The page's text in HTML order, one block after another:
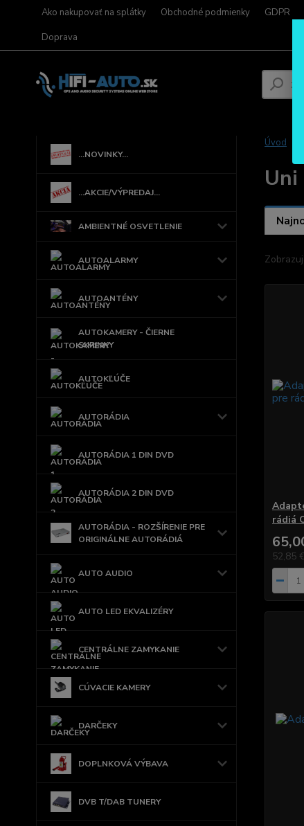
Ako nakupovať na splátky Obchodné podmienky GDPR
Doprava
...NOVINKY...
...AKCIE/VÝPREDAJ...
AMBIENTNÉ OSVETLENIE
AUTOALARMY
AUTOANTÉNY
AUTOKAMERY - ČIERNE
SKRINKY
AUTOKĽÚČE
AUTORÁDIA
AUTORÁDIA 1 DIN DVD
AUTORÁDIA 2 DIN DVD
AUTORÁDIA - ROZŠÍRENIE PRE
ORIGINÁLNE AUTORÁDIÁ
AUTO AUDIO
AUTO LED EKVALIZÉRY
CENTRÁLNE ZAMYKANIE
CÚVACIE KAMERY
DARČEKY
DOPLNKOVÁ VÝBAVA
DVB T/DAB TUNERY
Úvod
Uni
rádiá
52,85 €